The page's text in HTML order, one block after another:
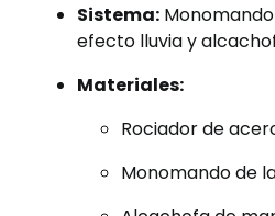
Sistema:
efecto lluvia y
Materiales:
Rociador de
Monomando de